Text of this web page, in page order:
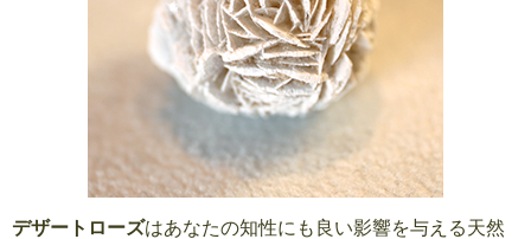
デザートローズはあなたの知性にも良い影響を与える天然